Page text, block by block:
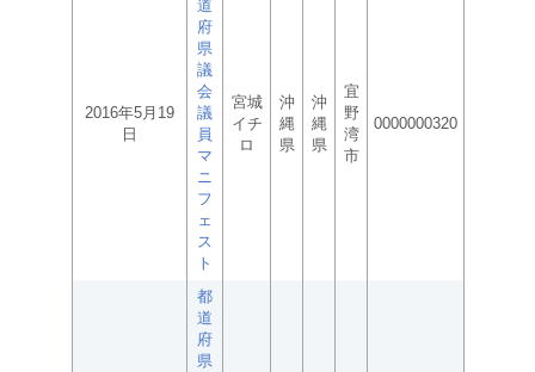
2016年5月19
日
道
府
県
議
会
議
員
マ
ニ
フ
ェ
ス
ト
宮城
イチ
ロ
沖
縄
県
沖
縄
県
宜
野
湾
市
0000000320
都
道
府
県